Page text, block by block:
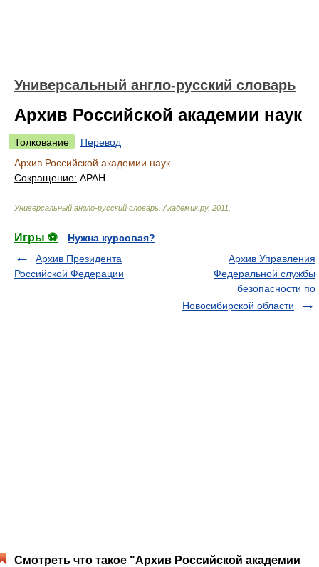
Универсальный англо-русский словарь
Архив Российской академии наук
Толкование
Перевод
Архив Российской академии наук
Сокращение: АРАН
Универсальный англо-русский словарь Академик.ру. 2011
Игры ⚽
Нужна курсовая?
Архив Президента
Российской Федерации
Архив Управления
Федеральной службы
безопасности по
Новосибирской области
Смотреть что такое "Архив Российской академии